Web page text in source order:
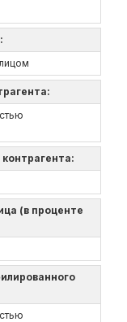
(в проценте